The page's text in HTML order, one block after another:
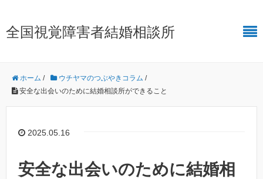
全国視覚障害者結婚相談所
ホーム / ウチヤマのつぶやきコラム /
安全な出会いのために結婚相談所ができること
2025.05.16
安全な出会いのために結婚相